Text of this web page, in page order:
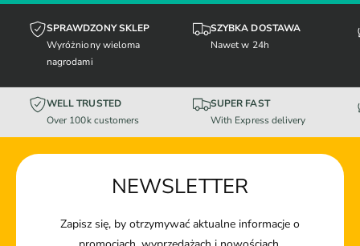
SPRAWDZONY SKLEP
Wyróżniony wieloma
nagrodami
SZYBKA DOSTAWA
Nawet w 24h
WELL TRUSTED
Over 100k customers
SUPER FAST
With Express delivery
NEWSLETTER
Zapisz się, by otrzymywać aktualne informacje o